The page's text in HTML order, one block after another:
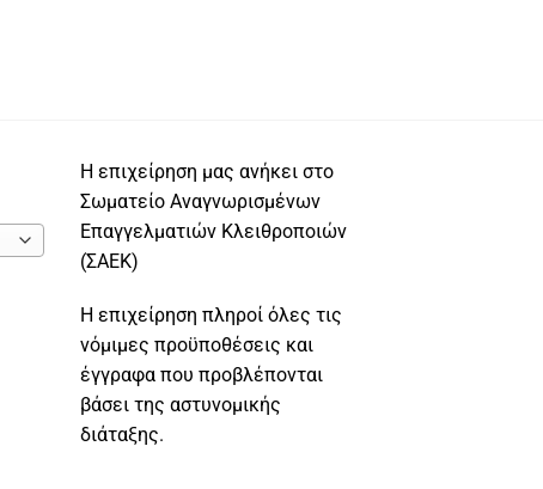
Η επιχείρηση μας ανήκει στο
Σωματείο Αναγνωρισμένων
Επαγγελματιών Κλειθροποιών
(ΣΑΕΚ)
Η επιχείρηση πληροί όλες τις
νόμιμες προϋποθέσεις και
έγγραφα που προβλέπονται
βάσει της αστυνομικής
διάταξης.